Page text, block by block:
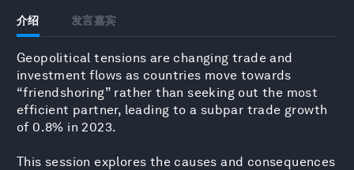
介绍 发言嘉宾
Geopolitical tensions are changing trade and
investment flows as countries move towards
“friendshoring” rather than seeking out the most
efficient partner, leading to a subpar trade growth
of 0.8% in 2023.
This session explores the causes and consequences